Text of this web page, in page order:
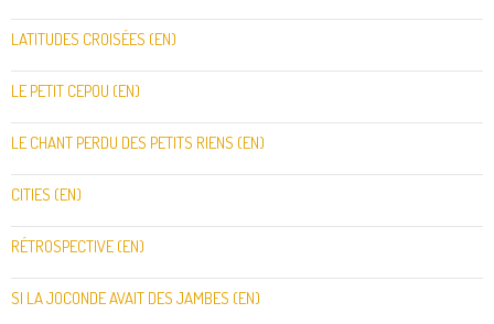
LATITUDES CROISÉES (EN)
LE PETIT CEPOU (EN)
LE CHANT PERDU DES PETITS RIENS (EN)
CITIES (EN)
RÉTROSPECTIVE (EN)
SI LA JOCONDE AVAIT DES JAMBES (EN)